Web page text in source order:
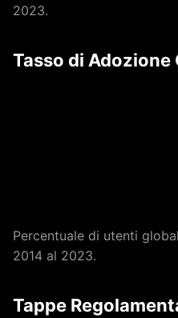
2023.
Tasso di Adozione
Percentuale di utenti
2014 al 2023.
Tappe